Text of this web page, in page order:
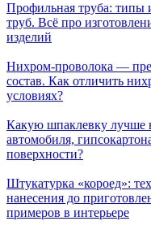
Профильная труба: типы
труб. Всё про
изделий
Нихром-проволока —
состав. Как отличить
условиях?
Какую шпаклевку лучше
автомобиля,
поверхности?
Штукатурка «короед»:
нанесения до
примеров в интерьере